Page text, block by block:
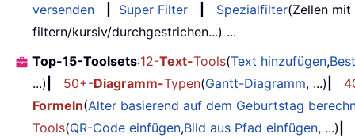
versenden
Super Filter Spezialfilter(Zellen
filtern/kursiv/durchgestrichen...) ...
Top-15-Toolsets:12-Text-Tools(Text hinzufügen,
...)
50+-Diagramm-Typen(Gantt-Diagramm, ...)
Formeln(Alter basierend auf dem Geburtstag
Tools(QR-Code einfügen,Bild aus Pfad einfügen, ...)